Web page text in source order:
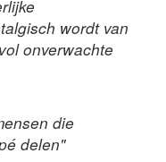
wordt van
onverwachte
die
delen"